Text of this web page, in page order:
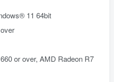
11 64bit
or over, AMD Radeon R7